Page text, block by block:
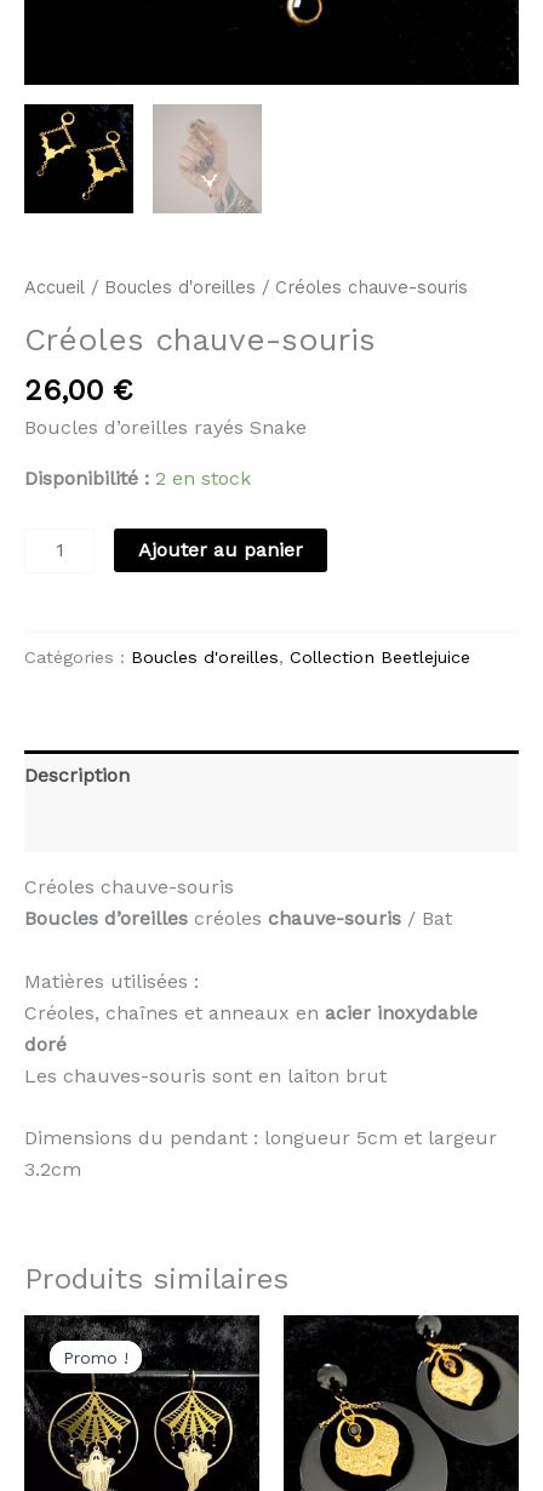
Accueil / Boucles d'oreilles / Créoles chauve-souris
Créoles chauve-souris
26,00 €
Boucles d’oreilles rayés Snake
Disponibilité : 2 en stock
Ajouter au panier
Catégories : Boucles d'oreilles, Collection Beetlejuice
Description
Créoles chauve-souris
Boucles d’oreilles créoles chauve-souris / Bat
Matières utilisées :
Créoles, chaînes et anneaux en acier inoxydable
doré
Les chauves-souris sont en laiton brut
Dimensions du pendant : longueur 5cm et largeur
3.2cm
Produits similaires
Promo !
Promo !
Le
prix
initial
était :
28,00 €.
Le
prix
actuel
est :
22,00 €.